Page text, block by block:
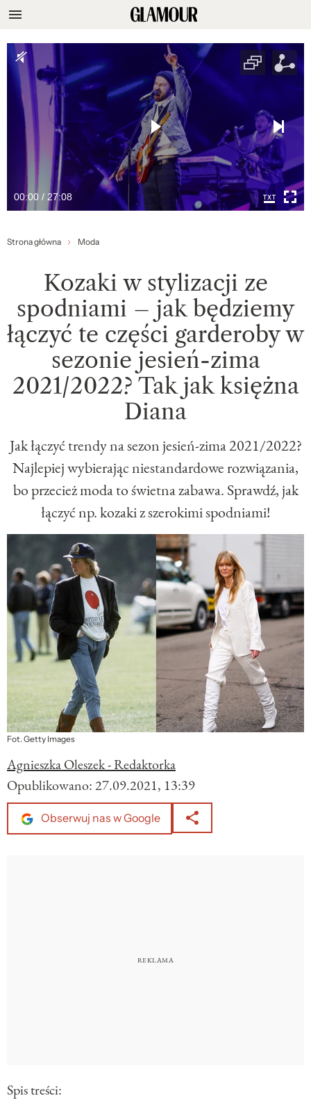
00:00 / 27:08
Strona główna Moda
Kozaki w stylizacji ze
spodniami – jak będziemy
łączyć te części garderoby w
sezonie jesień-zima
2021/2022? Tak jak księżna
Diana
Jak łączyć trendy na sezon jesień-zima 2021/2022?
Najlepiej wybierając niestandardowe rozwiązania,
bo przecież moda to świetna zabawa. Sprawdź, jak
łączyć np. kozaki z szerokimi spodniami!
Fot. Getty Images
Agnieszka Oleszek - Redaktorka
Opublikowano:27.09.2021, 13:39
Obserwuj nas w Google
Spis treści: